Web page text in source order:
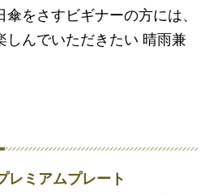
をさすビギナーの方には、
しんでいただきたい 晴雨兼
レミアムプレート